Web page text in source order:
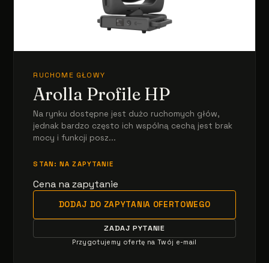
RUCHOME GŁOWY
Arolla Profile HP
Na rynku dostępne jest dużo ruchomych głów,
jednak bardzo często ich wspólną cechą jest brak
mocy i funkcji posz...
STAN: NA ZAPYTANIE
Cena na zapytanie
DODAJ DO ZAPYTANIA OFERTOWEGO
ZADAJ PYTANIE
Przygotujemy ofertę na Twój e-mail